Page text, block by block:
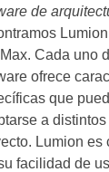
de
Cada uno
ofrece
que
a
Lumion es
facilidad de